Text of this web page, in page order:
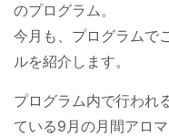
のプログラム。
今月も、プログラムで
ルを紹介します。
プログラム内で行われ
ている9月の月間アロマ